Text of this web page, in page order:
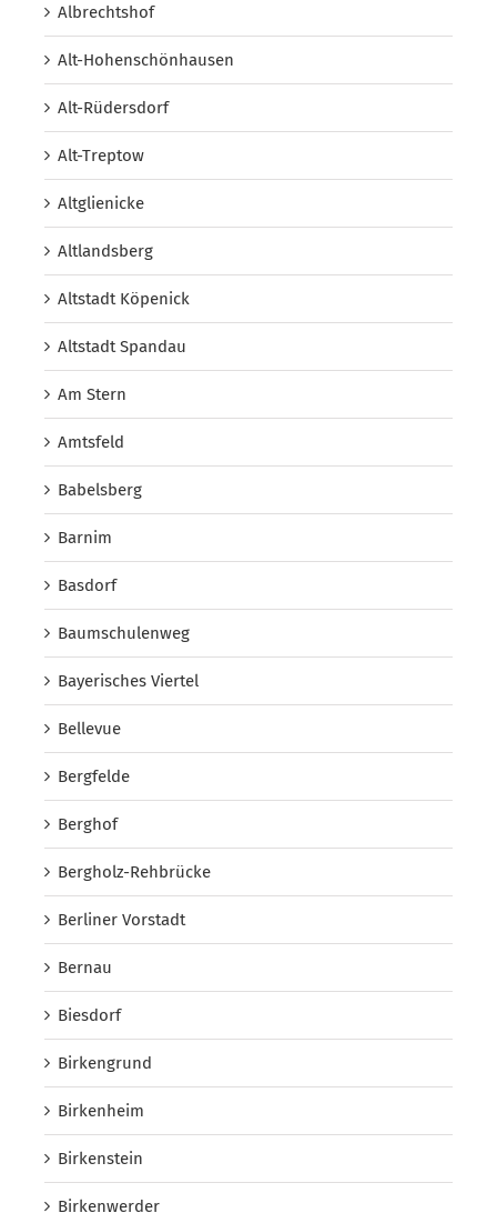
Albrechtshof
Alt-Hohenschönhausen
Alt-Rüdersdorf
Alt-Treptow
Altglienicke
Altlandsberg
Altstadt Köpenick
Altstadt Spandau
Am Stern
Amtsfeld
Babelsberg
Barnim
Basdorf
Baumschulenweg
Bayerisches Viertel
Bellevue
Bergfelde
Berghof
Bergholz-Rehbrücke
Berliner Vorstadt
Bernau
Biesdorf
Birkengrund
Birkenheim
Birkenstein
Birkenwerder